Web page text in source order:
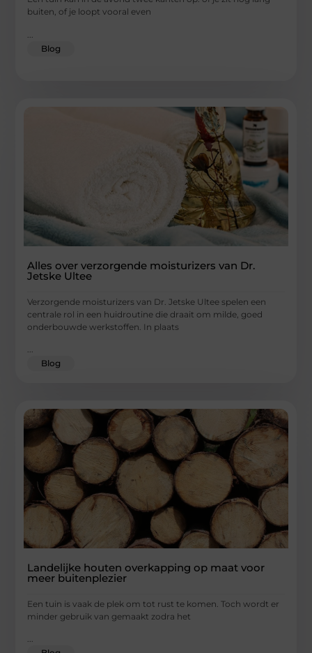
buiten, of je loopt vooral even
Blog
Alles over verzorgende moisturizers van Dr.
Jetske Ultee
Verzorgende moisturizers van Dr. Jetske Ultee spelen een
centrale rol in een huidroutine die draait om milde, goed
onderbouwde werkstoffen. In plaats
Blog
Landelijke houten overkapping op maat voor
meer buitenplezier
Een tuin is vaak de plek om tot rust te komen. Toch wordt er
minder gebruik van gemaakt zodra het
...